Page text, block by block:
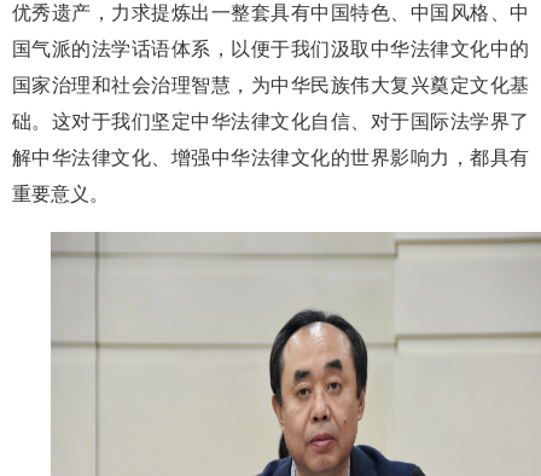
优秀遗产，力求提炼出一整套具有中国特色、中国风格、中
国气派的法学话语体系，以便于我们汲取中华法律文化中的
国家治理和社会治理智慧，为中华民族伟大复兴奠定文化基
础。这对于我们坚定中华法律文化自信、对于国际法学界了
解中华法律文化、增强中华法律文化的世界影响力，都具有
重要意义。